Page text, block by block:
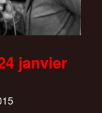
janvier